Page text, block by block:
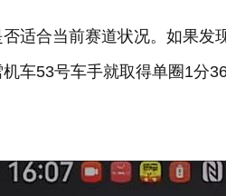
适合当前赛道状况。如果发
车53号车手就取得单圈1分